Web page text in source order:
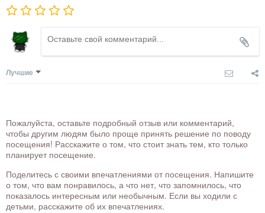
Лучшие
Пожалуйста, оставьте подробный отзыв или комментарий,
чтобы другим людям было проще принять решение по поводу
посещения! Расскажите о том, что стоит знать тем, кто только
планирует посещение.
Поделитесь с своими впечатлениями от посещения. Напишите
о том, что вам понравилось, а что нет, что запомнилось, что
показалось интересным или необычным. Если вы ходили с
детьми, расскажите об их впечатлениях.